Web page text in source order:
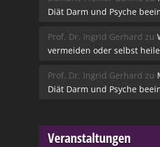
Diät Darm und Psyche
Prof. Dr. Ingrid Gerhard zu
vermeiden oder selbst
Prof. Dr. Ingrid Gerhard zu
Diät Darm und Psyche
Veranstaltungen